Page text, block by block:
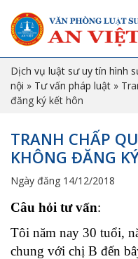
Dịch vụ luật sư uy tín hình
nội » Tư vấn pháp luật »
đăng ký kết hôn
TRANH CHẤP
KHÔNG ĐĂNG
Ngày đăng 14/12/2018
Câu hỏi tư vấn:
Tôi năm nay 30 tuổi,
chung với chị B đến